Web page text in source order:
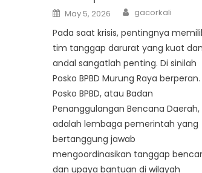
Posted
on
May 5, 2026 Author
gacorkali
Pada saat krisis, pentingnya
tim tanggap darurat yang kuat dan
andal sangatlah penting. Di sinilah
Posko BPBD Murung Raya berperan.
Posko BPBD, atau Badan
Penanggulangan Bencana Daerah,
adalah lembaga pemerintah yang
bertanggung jawab
mengoordinasikan tanggap
dan upaya bantuan di wilayah